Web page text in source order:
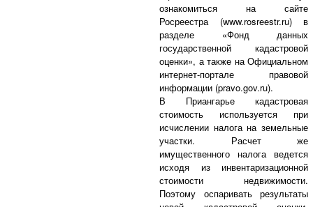
ознакомиться на сайте
Росреестра (www.rosreestr.ru) в
разделе «Фонд данных
государственной кадастровой
оценки», а также на Официальном
интернет-портале правовой
информации (pravo.gov.ru).
В Приангарье кадастровая
стоимость используется при
исчислении налога на земельные
участки. Расчет же
имущественного налога ведется
исходя из инвентаризационной
стоимости недвижимости.
Поэтому оспаривать результаты